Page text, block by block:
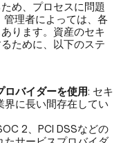
め、プロセスに問題
理者によっては、各
ります。資産のセキ
ために、以下のステ
ロバイダーを使用: セキ
界に長い間存在してい
2、PCI DSSなどの